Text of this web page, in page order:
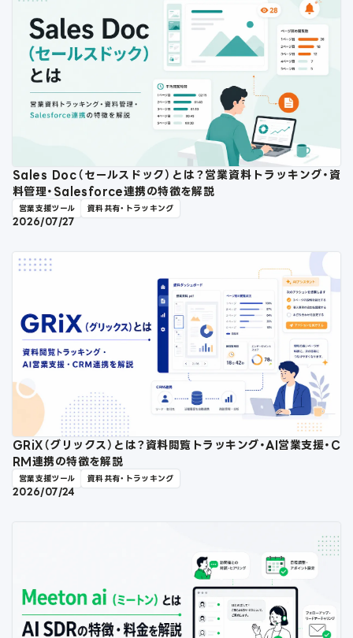
Sales Doc（セールスドック）とは？営業資料トラッキング・資
料管理・Salesforce連携の特徴を解説
営業支援ツール 資料共有・トラッキング
2026/07/27
GRiX（グリックス）とは？資料閲覧トラッキング・AI営業支援・C
RM連携の特徴を解説
営業支援ツール 資料共有・トラッキング
2026/07/24